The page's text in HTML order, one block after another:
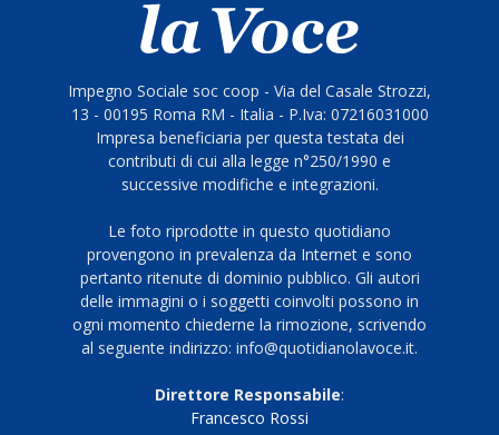
Impegno Sociale soc coop - Via del Casale Strozzi,
13 - 00195 Roma RM - Italia - P.Iva: 07216031000
Impresa beneficiaria per questa testata dei
contributi di cui alla legge n°250/1990 e
successive modifiche e integrazioni.
Le foto riprodotte in questo quotidiano
provengono in prevalenza da Internet e sono
pertanto ritenute di dominio pubblico. Gli autori
delle immagini o i soggetti coinvolti possono in
ogni momento chiederne la rimozione, scrivendo
al seguente indirizzo: info@quotidianolavoce.it.
Direttore Responsabile:
Francesco Rossi